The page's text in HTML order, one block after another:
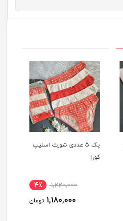
پک 5 عددی شورت اسلیپ
کوزا
1,220,000 4٪
1,180,000 تومان